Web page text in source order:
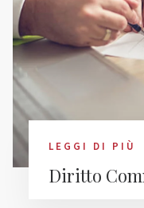
LEGGI DI PIÙ
Diritto